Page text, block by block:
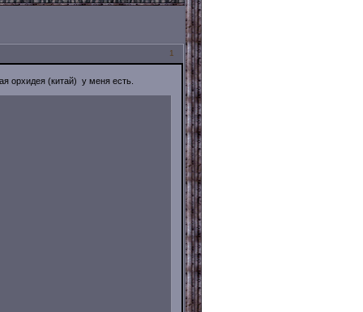
1
орхидея (китай) у меня есть.